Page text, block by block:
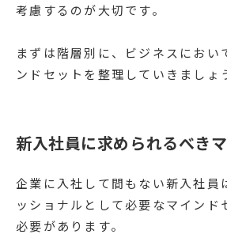
考慮するのが大切です。
まずは階層別に、ビジネスにおい
ンドセットを整理していきましょ
新入社員に求められるべき
企業に入社して間もない新入社員
ッショナルとして必要なマインド
必要があります。